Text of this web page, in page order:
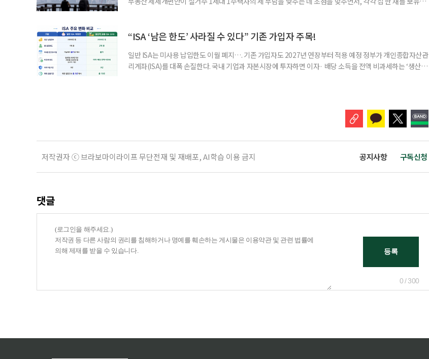
부가 각자 집 한 채씩을 보유하면 한 세대가 두 채를 가진 것으로 보지만, 실제 이혼해 주거와 생계를 분
“ISA ‘남은 한도’ 사라질 수 있다” 기존 가입자 주목!
일반 ISA는 미사용 납입한도 이월 폐지…. 기존 가입자도 2027년 연장부터 적용 예정 정부가 개인종합자산관
리계좌(ISA)를 대폭 손질한다. 국내 기업과 자본시장에 투자하면 이자· 배당 소득을 전액 비과세하는 ‘생산적
저작권자 ⓒ 브라보마이라이프 무단전재 및 재배포, AI학습 이용 금지 공지사항 구독신청
댓글
0 / 300